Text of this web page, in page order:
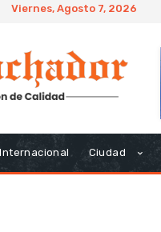
Viernes, Agosto 7, 2026
Internacional Ciudad